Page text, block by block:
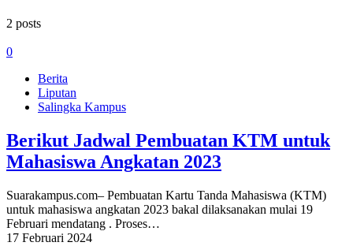
2 posts
0
Berita
Liputan
Salingka Kampus
Berikut Jadwal Pembuatan KTM untuk
Mahasiswa Angkatan 2023
Suarakampus.com– Pembuatan Kartu Tanda Mahasiswa (KTM)
untuk mahasiswa angkatan 2023 bakal dilaksanakan mulai 19
Februari mendatang . Proses…
17 Februari 2024